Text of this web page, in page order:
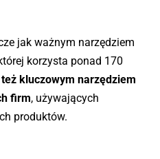
jak ważnym narzędziem
korzysta ponad 170
kluczowym narzędziem
firm, używających
produktów.